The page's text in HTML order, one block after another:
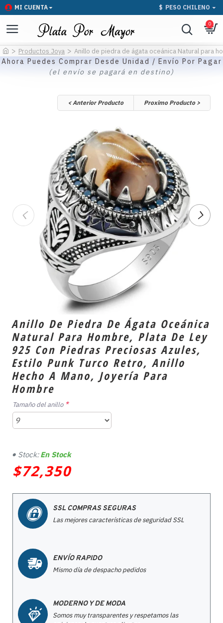
MI CUENTA $ PESO CHILENO
0
Productos Joya Anillo de piedra de ágata oceánica Natural para
Ahora Puedes Comprar Desde Unidad / Envío Por Pagar
(el envío se pagará en destino)
< Anterior Producto Proximo Producto >
Anillo De Piedra De Ágata Oceánica
Natural Para Hombre, Plata De Ley
925 Con Piedras Preciosas Azules,
Estilo Punk Turco Retro, Anillo
Hecho A Mano, Joyería Para
Hombre
$72,350
Stock: En Stock
Tamaño del anillo
SSL COMPRAS SEGURAS
Las mejores características de seguridad SSL
ENVÍO RAPIDO
Mismo día de despacho pedidos
MODERNO Y DE MODA
Somos muy transparentes y respetamos las